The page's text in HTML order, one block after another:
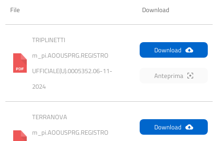
File Download
TRIPLINETTI
m_pi.AOOUSPRG.REGISTRO
UFFICIALE(U).0005352.06-11-
2024
Download
Anteprima
TERRANOVA
m_pi.AOOUSPRG.REGISTRO
Download